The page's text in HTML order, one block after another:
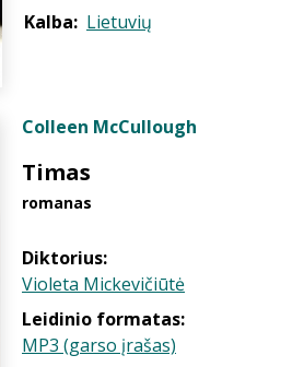
Kalba: Lietuvių
Colleen McCullough
Timas
romanas
Diktorius:
Violeta Mickevičiūtė
Leidinio formatas:
MP3 (garso įrašas)